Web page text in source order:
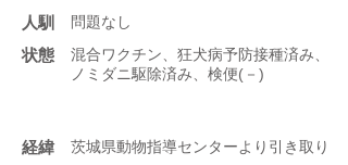
人馴 問題なし
状態
混合ワクチン、狂犬病予防接種済み、
ノミダニ駆除済み、検便(－)
​経緯 茨城県動物指導センターより引き取り